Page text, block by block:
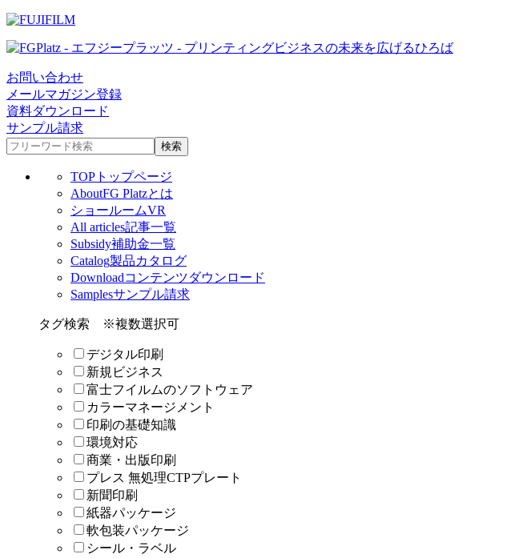
お問い合わせ
メールマガジン登録
資料ダウンロード
サンプル請求
TOP トップページ
AboutFG Platzとは
ショールームVR
All articles記事一覧
Subsidy補助金一覧
Catalog製品カタログ
Downloadコンテンツダウンロード
Samplesサンプル請求
タグ検索 ※複数選択可
デジタル印刷
新規ビジネス
富士フイルムのソフトウェア
カラーマネージメント
印刷の基礎知識
環境対応
商業・出版印刷
プレス 無処理CTPプレート
新聞印刷
紙器パッケージ
軟包装パッケージ
シール・ラベル